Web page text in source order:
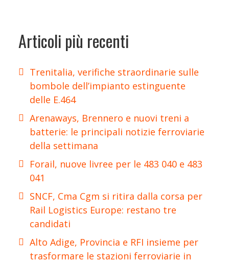
Articoli più recenti
Trenitalia, verifiche straordinarie sulle
bombole dell’impianto estinguente
delle E.464
Arenaways, Brennero e nuovi treni a
batterie: le principali notizie ferroviarie
della settimana
Forail, nuove livree per le 483 040 e 483
041
SNCF, Cma Cgm si ritira dalla corsa per
Rail Logistics Europe: restano tre
candidati
Alto Adige, Provincia e RFI insieme per
trasformare le stazioni ferroviarie in